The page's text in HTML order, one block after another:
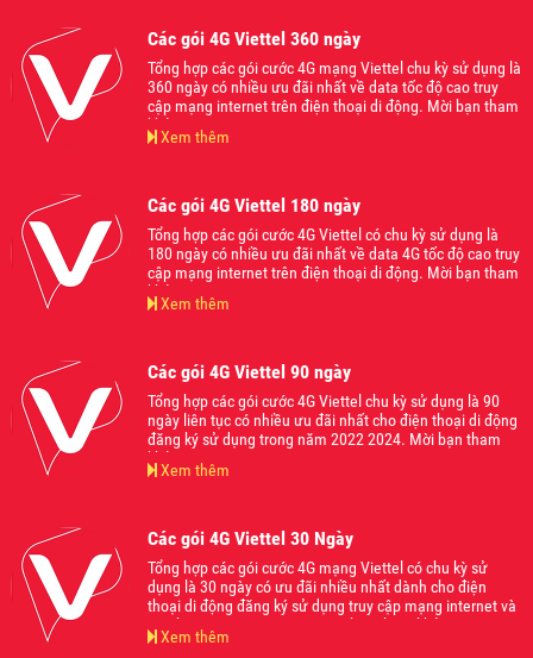
Các gói 4G Viettel 360 ngày
Tổng hợp các gói cước 4G mạng Viettel chu kỳ sử dụng là
360 ngày có nhiều ưu đãi nhất về data tốc độ cao truy
cập mạng internet trên điện thoại di động. Mời bạn tham
khảo.
Xem thêm
Các gói 4G Viettel 180 ngày
Tổng hợp các gói cước 4G Viettel có chu kỳ sử dụng là
180 ngày có nhiều ưu đãi nhất về data 4G tốc độ cao truy
cập mạng internet trên điện thoại di động. Mời bạn tham
khảo.
Xem thêm
Các gói 4G Viettel 90 ngày
Tổng hợp các gói cước 4G Viettel chu kỳ sử dụng là 90
ngày liên tục có nhiều ưu đãi nhất cho điện thoại di động
đăng ký sử dụng trong năm 2022 2024. Mời bạn tham
khảo.
Xem thêm
Các gói 4G Viettel 30 Ngày
Tổng hợp các gói cước 4G mạng Viettel có chu kỳ sử
dụng là 30 ngày có ưu đãi nhiều nhất dành cho điện
thoại di động đăng ký sử dụng truy cập mạng internet và
gọi thoại trong năm 2024. Mời bạn tham khảo.
Xem thêm